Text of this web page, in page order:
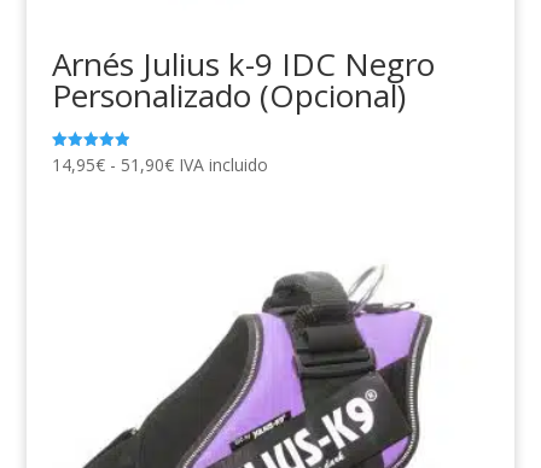
Arnés Julius k-9 IDC Negro
Personalizado (Opcional)
Valorado
con
14,95€ - 51,90€Rango
51,90€
IVA incluido